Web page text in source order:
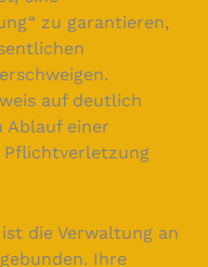
zu garantieren,
auf deutlich
Ablauf einer
Pflichtverletzung
die Verwaltung an
Ihre